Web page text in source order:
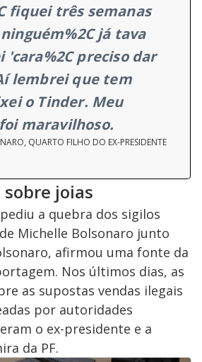
fiquei três semanas
já tava
'cara%2C preciso dar
lembrei que tem
o Tinder. Meu
maravilhoso.
QUARTO FILHO DO EX-PRESIDENTE
joias
a quebra dos sigilos
Michelle Bolsonaro junto
afirmou uma fonte da
Nos últimos dias, as
as supostas vendas ilegais
por autoridades
o ex-presidente e a
da PF.